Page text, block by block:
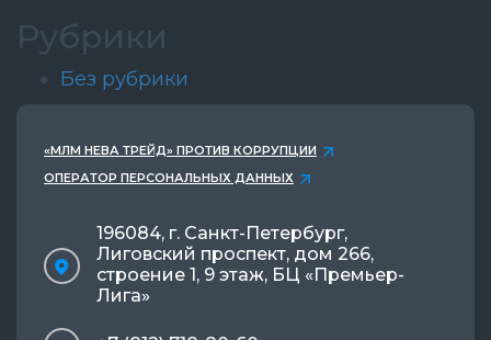
Рубрики
Без рубрики
«МЛМ НЕВА ТРЕЙД» ПРОТИВ КОРРУПЦИИ
ОПЕРАТОР ПЕРСОНАЛЬНЫХ ДАННЫХ
196084, г. Санкт-Петербург,
Лиговский проспект, дом 266,
строение 1, 9 этаж, БЦ «Премьер-
Лига»